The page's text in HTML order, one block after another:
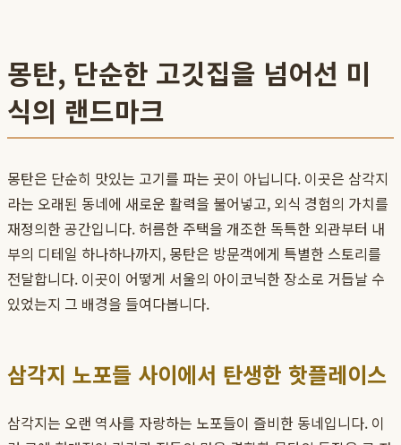
몽탄, 단순한 고깃집을 넘어선 미
식의 랜드마크
몽탄은 단순히 맛있는 고기를 파는 곳이 아닙니다. 이곳은 삼각지
라는 오래된 동네에 새로운 활력을 불어넣고, 외식 경험의 가치를
재정의한 공간입니다. 허름한 주택을 개조한 독특한 외관부터 내
부의 디테일 하나하나까지, 몽탄은 방문객에게 특별한 스토리를
전달합니다. 이곳이 어떻게 서울의 아이코닉한 장소로 거듭날 수
있었는지 그 배경을 들여다봅니다.
삼각지 노포들 사이에서 탄생한 핫플레이스
삼각지는 오랜 역사를 자랑하는 노포들이 즐비한 동네입니다. 이